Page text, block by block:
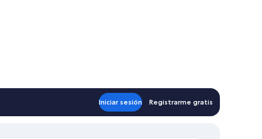
Iniciar sesión Registrarme gratis